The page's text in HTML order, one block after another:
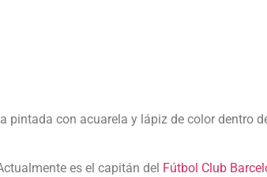
pintada con acuarela y lápiz de color dentro
es el capitán del Fútbol Club